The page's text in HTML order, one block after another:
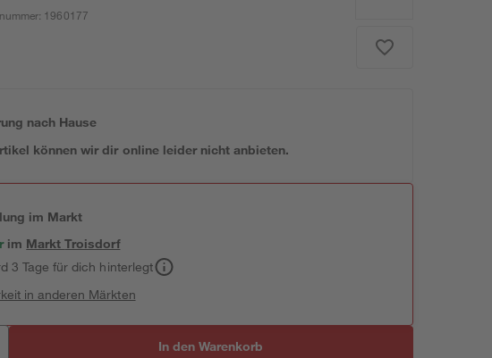
: 1960177
nach Hause
können wir dir online leider nicht anbieten.
im Markt
im MarktTroisdorf
3 Tage für dich hinterlegt
in anderen Märkten
In den Warenkorb